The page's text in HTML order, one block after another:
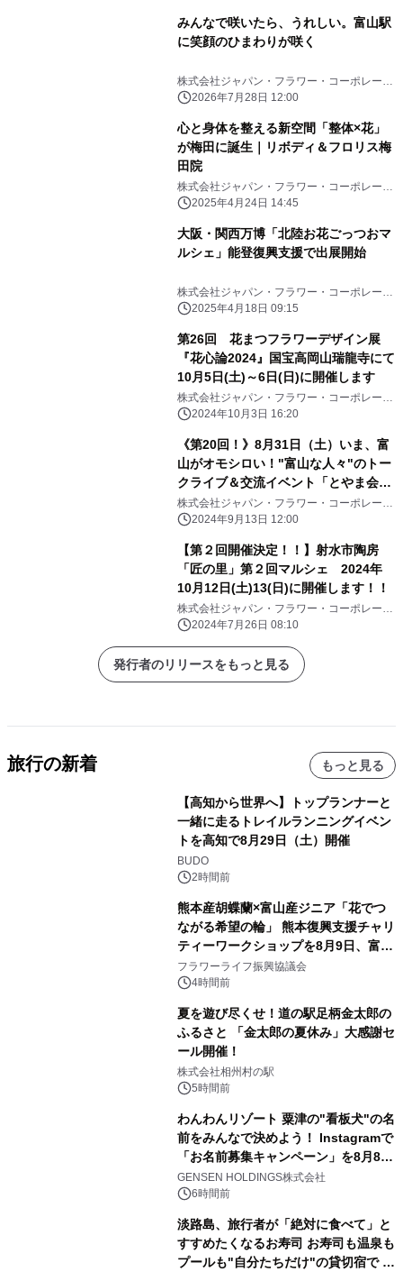
みんなで咲いたら、うれしい。富山駅
に笑顔のひまわりが咲く
株式会社ジャパン・フラワー・コーポレーシ
ョン2026年7月28日 12:00
心と身体を整える新空間「整体×花」
が梅田に誕生｜リボディ＆フロリス梅
田院
株式会社ジャパン・フラワー・コーポレーシ
ョン2025年4月24日 14:45
大阪・関西万博「北陸お花ごっつおマ
ルシェ」能登復興支援で出展開始
株式会社ジャパン・フラワー・コーポレーシ
ョン2025年4月18日 09:15
第26回 花まつフラワーデザイン展
『花心論2024』国宝高岡山瑞龍寺にて
10月5日(土)～6日(日)に開催します
株式会社ジャパン・フラワー・コーポレーシ
ョン2024年10月3日 16:20
《第20回！》8月31日（土）いま、富
山がオモシロい！"富山な人々"のトー
クライブ＆交流イベント「とやま会
議」vol.20開催しました！！
株式会社ジャパン・フラワー・コーポレーシ
ョン2024年9月13日 12:00
【第２回開催決定！！】射水市陶房
「匠の里」第２回マルシェ 2024年
10月12日(土)13(日)に開催します！！
株式会社ジャパン・フラワー・コーポレーシ
ョン2024年7月26日 08:10
発行者のリリースをもっと見る
旅行の新着 もっと見る
【高知から世界へ】トップランナーと
一緒に走るトレイルランニングイベン
トを高知で8月29日（土）開催
BUDO
2時間前
熊本産胡蝶蘭×富山産ジニア「花でつ
ながる希望の輪」 熊本復興支援チャリ
ティーワークショップを8月9日、富
山・射水で開催
フラワーライフ振興協議会
4時間前
夏を遊び尽くせ！道の駅足柄金太郎の
ふるさと 「金太郎の夏休み」大感謝セ
ール開催！
株式会社相州村の駅
5時間前
わんわんリゾート 粟津の"看板犬"の名
前をみんなで決めよう！ Instagramで
「お名前募集キャンペーン」を8月8日
(土)より開催
GENSEN HOLDINGS株式会社
6時間前
淡路島、旅行者が「絶対に食べて」と
すすめたくなるお寿司 お寿司も温泉も
プールも"自分たちだけ"の貸切宿で 1